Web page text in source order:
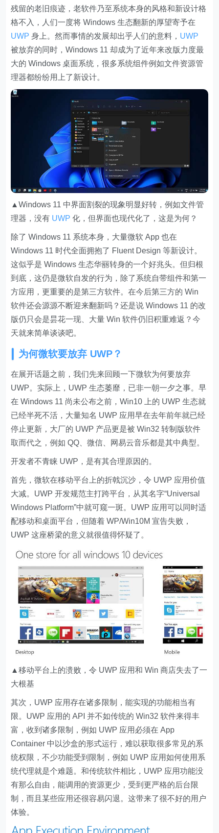
残留的老旧痕迹，老软件乃至系统本身的风格和新设计格
格不入，人们一度将 Windows 生态翻新的厚望寄予在
UWP 身上。然而事情的发展却出乎人们的意料， UWP
被放弃的同时，Windows 11 却成为了近年来改版力度最
大的 Windows 桌面系统，很多系统组件例如文件资源管
理器都纷纷用上了新设计。
▲Windows 11 中界面割裂的现象明显好转，例如文件管
理器，没有 UWP 化，但界面也现代化了，这是为何？
除了 Windows 11 系统本身，大量微软 App 也在
Windows 11 时代全面拥抱了 Fluent Design 等新设计。
这似乎是 Windows 生态华丽转身的一个好兆头。但归根
到底，这仍是微软自发的行为，除了系统自带组件和第一
方应用，更重要的是第三方软件。在今后第三方的 Win
软件还会源源不断迎来翻新吗？还是说 Windows 11 的改
版仍只会是昙花一现、大量 Win 软件仍旧积重难返？今
天就来简单谈谈吧。
为何微软要放弃 UWP ？
在展开话题之前，我们先来回顾一下微软为何要放弃
UWP。实际上，UWP 生态萎靡，已非一朝一夕之事。早
在 Windows 11 尚未公布之前，Win10 上的 UWP 生态就
已经半死不活，大量知名 UWP 应用早在去年前年就已经
停止更新，大厂的 UWP 产品更是被 Win32 转制版软件
取而代之，例如 QQ、微信、网易云音乐都是其中典型。
开发者不青睐 UWP，是有其合理原因的。
首先，微软在移动平台上的折戟沉沙，令 UWP 应用价值
大减。UWP 开发规范主打跨平台，从其名字“Universal
Windows Platform”中就可窥一斑。UWP 应用可以同时适
配移动和桌面平台，但随着 WP/Win10M 宣告失败，
UWP 这座桥梁的意义就很值得怀疑了。
▲移动平台上的溃败，令 UWP 应用和 Win 商店失去了一
大根基
其次， UWP 应用存在诸多限制，能实现的功能相当有
限。UWP 应用的 API 并不如传统的 Win32 软件来得丰
富，收到诸多限制，例如 UWP 应用必须在 App
Container 中以沙盒的形式运行，难以获取很多常见的系
统权限，不少功能受到限制，例如 UWP 应用如何使用系
统代理就是个难题。和传统软件相比，UWP 应用功能没
有那么自由，能调用的资源更少，受到更严格的后台限
制，而且某些应用还很容易闪退。这带来了很不好的用户
体验。